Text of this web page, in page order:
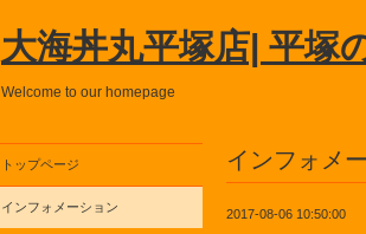
大海丼丸平塚店| 平塚
Welcome to our homepage
インフォメ
2017-08-06 10:50:00
トップページ
インフォメーション